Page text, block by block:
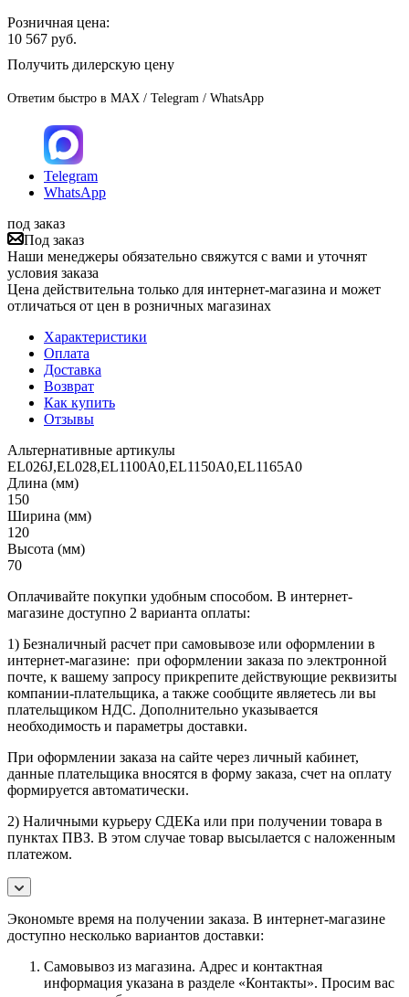
Розничная цена:
10 567 руб.
Получить дилерскую цену
Ответим быстро в MAX / Telegram / WhatsApp
Telegram
WhatsApp
под заказ
Под заказ
Наши менеджеры обязательно свяжутся с вами и уточнят
условия заказа
Цена действительна только для интернет-магазина и может
отличаться от цен в розничных магазинах
Характеристики
Оплата
Доставка
Возврат
Как купить
Отзывы
Альтернативные артикулы
EL026J,EL028,EL1100A0,EL1150A0,EL1165A0
Длина (мм)
150
Ширина (мм)
120
Высота (мм)
70
Оплачивайте покупки удобным способом. В интернет-
магазине доступно 2 варианта оплаты:
1) Безналичный расчет при самовывозе или оформлении в
интернет-магазине: при оформлении заказа по электронной
почте, к вашему запросу прикрепите действующие реквизиты
компании-плательщика, а также сообщите являетесь ли вы
плательщиком НДС. Дополнительно указывается
необходимость и параметры доставки.
При оформлении заказа на сайте через личный кабинет,
данные плательщика вносятся в форму заказа, счет на оплату
формируется автоматически.
2) Наличными курьеру СДЕКа или при получении товара в
пунктах ПВЗ. В этом случае товар высылается с наложенным
платежом.
Экономьте время на получении заказа. В интернет-магазине
доступно несколько вариантов доставки:
Самовывоз из магазина. Адрес и контактная
информация указана в разделе «Контакты». Просим вас